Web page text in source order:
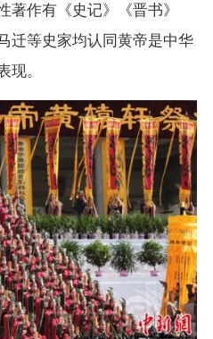
著作有《史记》《晋书》
迁等史家均认同黄帝是中华
现。